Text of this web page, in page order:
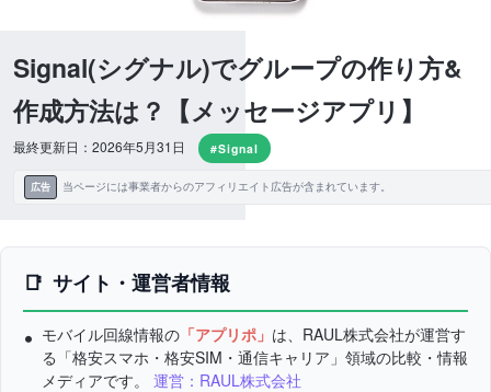
Signal(シグナル)でグループの作り方&
作成方法は？【メッセージアプリ】
最終更新日：2026年5月31日 #Signal
広告 当ページには事業者からのアフィリエイト広告が含まれています。
サイト・運営者情報
モバイル回線情報の 「アプリポ」 は、RAUL株式会社が運営す
る「格安スマホ・格安SIM・通信キャリア」領域の比較・情報
メディアです。 運営：RAUL株式会社